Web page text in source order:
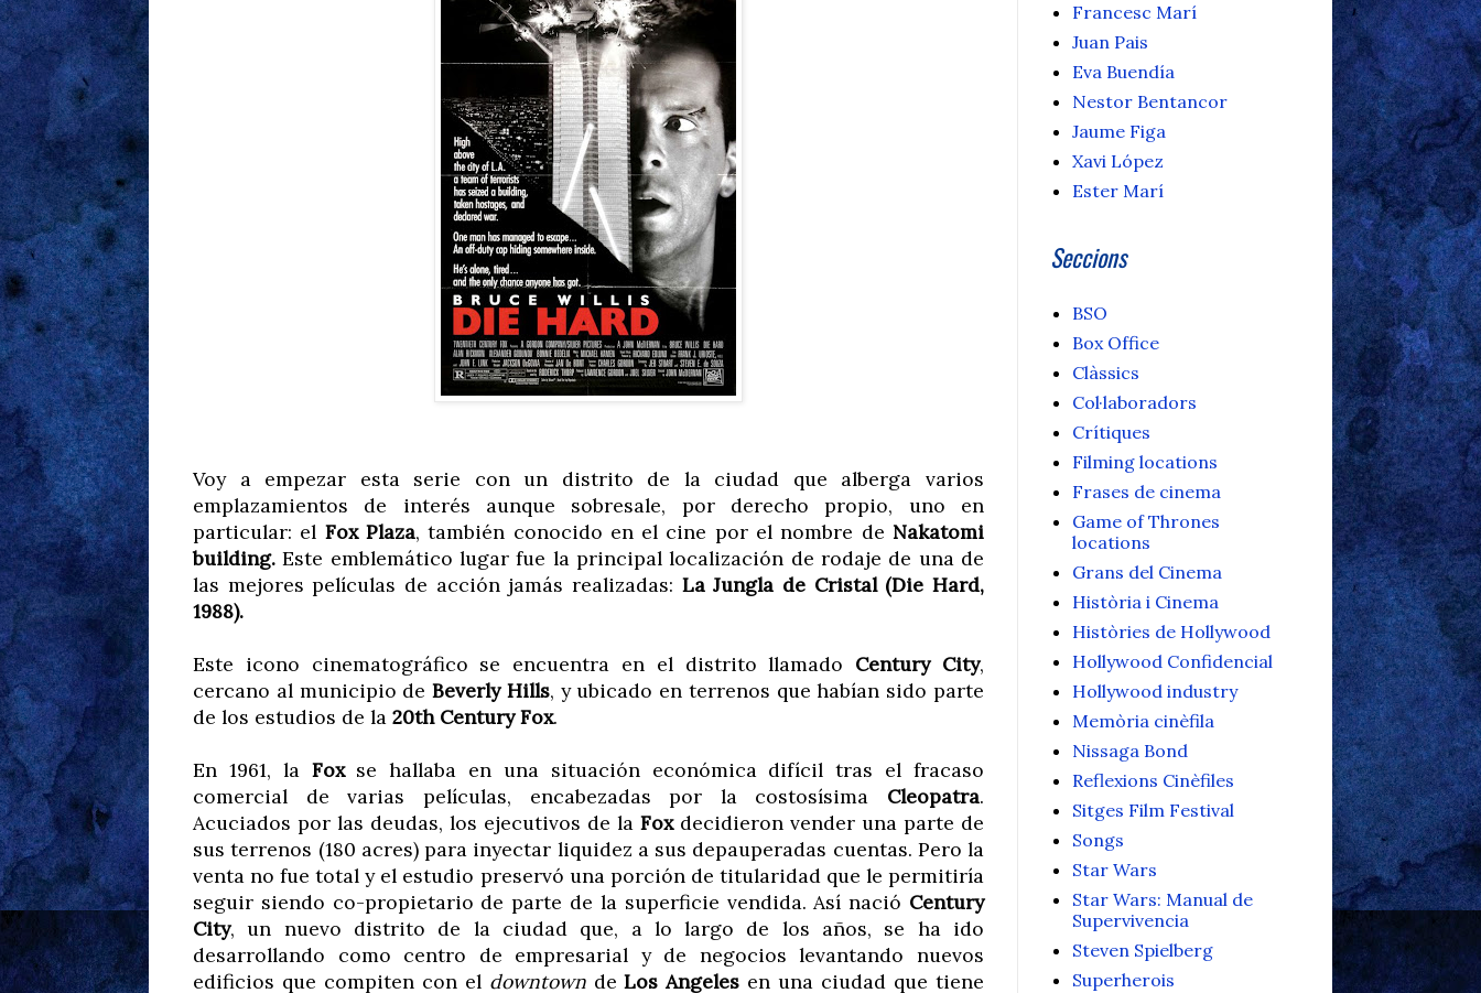
Voy a empezar esta serie con un distrito de la ciudad que alberga varios
emplazamientos de interés aunque sobresale, por derecho propio, uno en
particular: el Fox Plaza, también conocido en el cine por el nombre deNakatomi
building. Este emblemático lugar fue la principal localización de rodaje de una de
las mejores películas de acción jamás realizadas: La Jungla de Cristal (Die Hard,
1988).
Este icono cinematográfico se encuentra en el distrito llamado Century City,
cercano al municipio deBeverly Hills, y ubicado en terrenos que habían sido parte
de los estudios de la 20th Century Fox.
En 1961, la Foxse hallaba en una situación económica difícil tras el fracaso
comercial de varias películas, encabezadas por la costosísima Cleopatra.
Acuciados por las deudas, los ejecutivos de la Foxdecidieron vender una parte de
sus terrenos (180 acres) para inyectar liquidez a sus depauperadas cuentas. Pero la
venta no fue total y el estudio preservó una porción de titularidad que le permitiría
seguir siendo co-propietario de parte de la superficie vendida. Así nació Century
City, un nuevo distrito de la ciudad que, a lo largo de los años, se ha ido
desarrollando como centro de empresarial y de negocios levantando nuevos
edificios que compiten con el downtowndeLos Angeles en una ciudad que tiene
Francesc Marí
Juan Pais
Eva Buendía
Nestor Bentancor
Jaume Figa
Xavi López
Ester Marí
Seccions
BSO
Box Office
Clàssics
Col·laboradors
Crítiques
Filming locations
Frases de cinema
Game of Thrones
locations
Grans del Cinema
Història i Cinema
Històries de Hollywood
Hollywood Confidencial
Hollywood industry
Memòria cinèfila
Nissaga Bond
Reflexions Cinèfiles
Sitges Film Festival
Songs
Star Wars
Star Wars: Manual de
Supervivencia
Steven Spielberg
Superherois